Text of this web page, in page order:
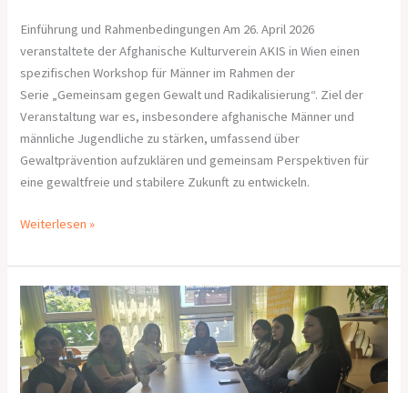
Einführung und Rahmenbedingungen Am 26. April 2026
veranstaltete der Afghanische Kulturverein AKIS in Wien einen
spezifischen Workshop für Männer im Rahmen der
Serie „Gemeinsam gegen Gewalt und Radikalisierung“. Ziel der
Veranstaltung war es, insbesondere afghanische Männer und
männliche Jugendliche zu stärken, umfassend über
Gewaltprävention aufzuklären und gemeinsam Perspektiven für
eine gewaltfreie und stabilere Zukunft zu entwickeln.
Weiterlesen »
Bericht
zum
ersten
Workshop
„Gemeinsam